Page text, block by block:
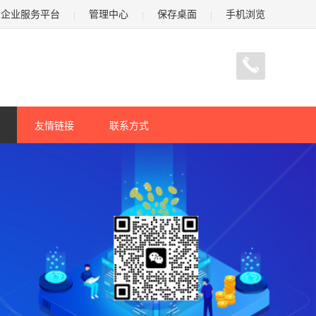
企业服务平台 管理中心 保存桌面 手机浏览
友情链接 联系方式